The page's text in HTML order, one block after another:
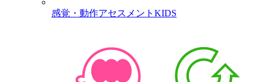
感覚・動作アセスメントKIDS